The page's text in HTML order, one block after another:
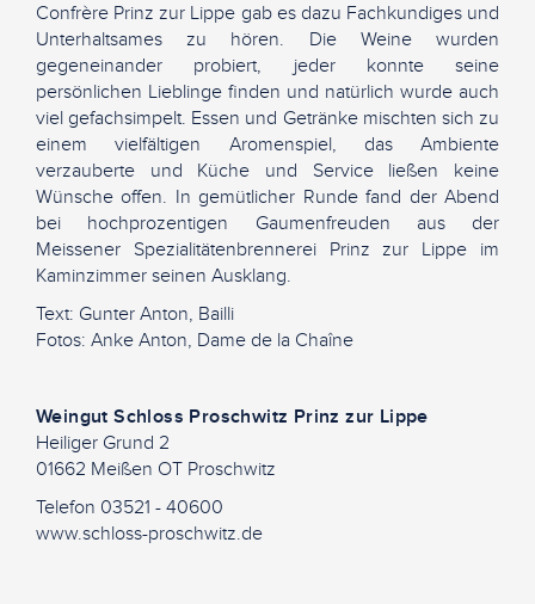
Confrère Prinz zur Lippe gab es dazu Fachkundiges und
Unterhaltsames zu hören. Die Weine wurden
gegeneinander probiert, jeder konnte seine
persönlichen Lieblinge finden und natürlich wurde auch
viel gefachsimpelt. Essen und Getränke mischten sich zu
einem vielfältigen Aromenspiel, das Ambiente
verzauberte und Küche und Service ließen keine
Wünsche offen. In gemütlicher Runde fand der Abend
bei hochprozentigen Gaumenfreuden aus der
Meissener Spezialitätenbrennerei Prinz zur Lippe im
Kaminzimmer seinen Ausklang.
Text: Gunter Anton, Bailli
Fotos: Anke Anton, Dame de la Chaîne
Weingut Schloss Proschwitz Prinz zur Lippe
Heiliger Grund 2
01662 Meißen OT Proschwitz
Telefon 03521 - 40600
www.schloss-proschwitz.de